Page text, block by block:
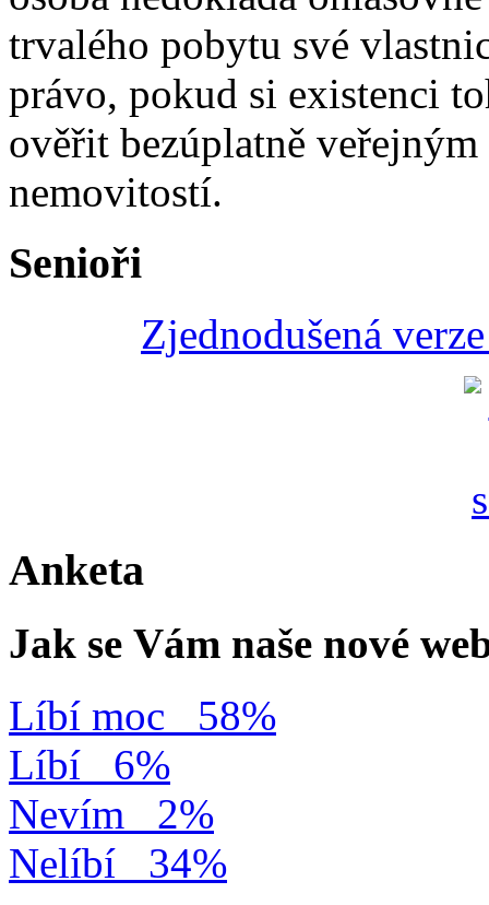
trvalého pobytu své
právo, pokud si existenci
ověřit bezúplatně
nemovitostí.
Senioři
Zjednodušená
Anketa
Jak se Vám naše nové
Líbí moc
58%
Líbí
6%
Nevím
2%
Nelíbí
34%